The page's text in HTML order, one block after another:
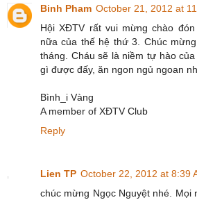
Binh Pham October 21, 2012 at
Hội XĐTV rất vui mừng chào
nữa của thế hệ thứ 3. Chúc
tháng. Cháu sẽ là niềm tự hào
gì được đấy, ăn ngon ngủ ngoan
Bình_i Vàng
A member of XĐTV Club
Reply
Lien TP October 22, 2012 at 8:39
chúc mừng Ngọc Nguyệt nhé. Mọi